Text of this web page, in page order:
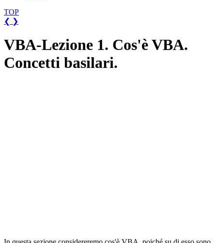
TOP
❮ ❯
VBA-Lezione 1. Cos'è VBA.
Concetti basilari.